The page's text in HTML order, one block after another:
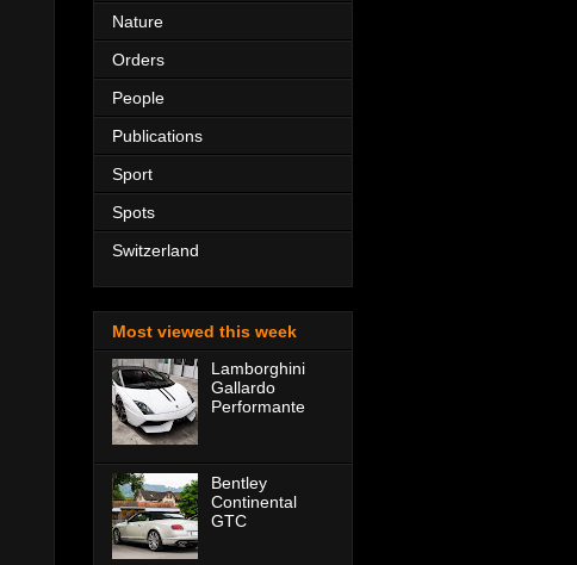
Nature
Orders
People
Publications
Sport
Spots
Switzerland
Most viewed this week
Lamborghini
Gallardo
Performante
Bentley
Continental
GTC